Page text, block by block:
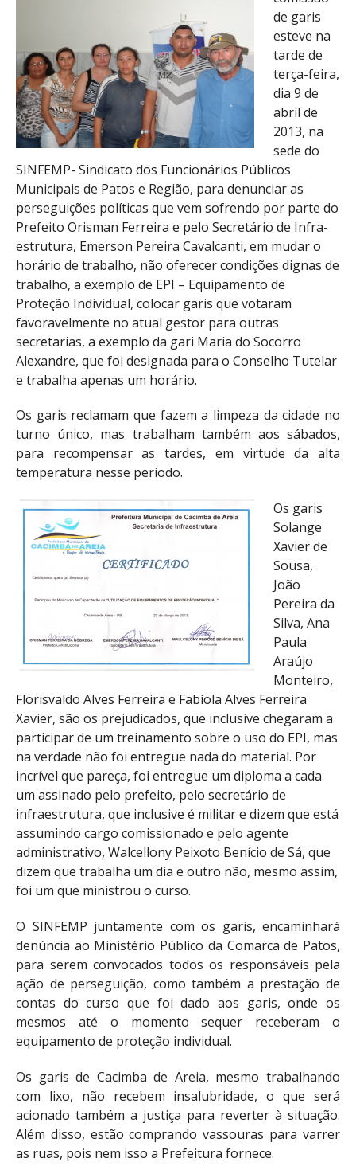
de garis
esteve na
tarde de
terça-feira,
dia 9 de
abril de
2013, na
sede do
SINFEMP- Sindicato dos Funcionários Públicos
Municipais de Patos e Região, para denunciar as
perseguições políticas que vem sofrendo por parte do
Prefeito Orisman Ferreira e pelo Secretário de Infra-
estrutura, Emerson Pereira Cavalcanti, em mudar o
horário de trabalho, não oferecer condições dignas de
trabalho, a exemplo de EPI – Equipamento de
Proteção Individual, colocar garis que votaram
favoravelmente no atual gestor para outras
secretarias, a exemplo da gari Maria do Socorro
Alexandre, que foi designada para o Conselho Tutelar
e trabalha apenas um horário.
Os garis reclamam que fazem a limpeza da cidade no
turno único, mas trabalham também aos sábados,
para recompensar as tardes, em virtude da alta
temperatura nesse período.
Os garis
Solange
Xavier de
Sousa,
João
Pereira da
Silva, Ana
Paula
Araújo
Monteiro,
Florisvaldo Alves Ferreira e Fabíola Alves Ferreira
Xavier, são os prejudicados, que inclusive chegaram a
participar de um treinamento sobre o uso do EPI, mas
na verdade não foi entregue nada do material. Por
incrível que pareça, foi entregue um diploma a cada
um assinado pelo prefeito, pelo secretário de
infraestrutura, que inclusive é militar e dizem que está
assumindo cargo comissionado e pelo agente
administrativo, Walcellony Peixoto Benício de Sá, que
dizem que trabalha um dia e outro não, mesmo assim,
foi um que ministrou o curso.
O SINFEMP juntamente com os garis, encaminhará
denúncia ao Ministério Público da Comarca de Patos,
para serem convocados todos os responsáveis pela
ação de perseguição, como também a prestação de
contas do curso que foi dado aos garis, onde os
mesmos até o momento sequer receberam o
equipamento de proteção individual.
Os garis de Cacimba de Areia, mesmo trabalhando
com lixo, não recebem insalubridade, o que será
acionado também a justiça para reverter à situação.
Além disso, estão comprando vassouras para varrer
as ruas, pois nem isso a Prefeitura fornece.